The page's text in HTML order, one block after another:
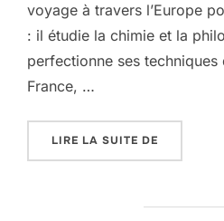
voyage à travers l’Europe
: il étudie la chimie et la
perfectionne ses
France, …
LIRE LA SUITE DE